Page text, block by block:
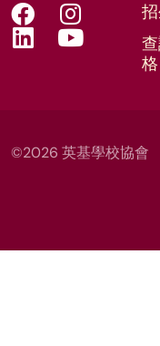
格
©2026 英基學校協會